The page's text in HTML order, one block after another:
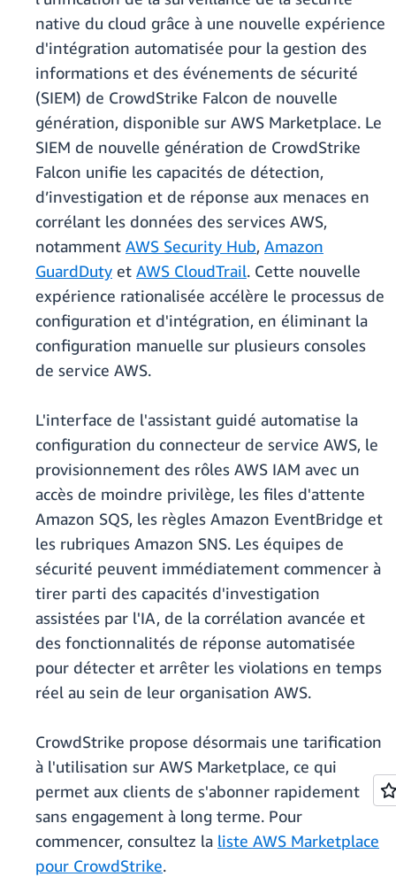
native du cloud grâce à une nouvelle expérience
d'intégration automatisée pour la gestion des
informations et des événements de sécurité
(SIEM) de CrowdStrike Falcon de nouvelle
génération, disponible sur AWS Marketplace. Le
SIEM de nouvelle génération de CrowdStrike
Falcon unifie les capacités de détection,
d’investigation et de réponse aux menaces en
corrélant les données des services AWS,
notamment AWS Security Hub, Amazon
GuardDuty et AWS CloudTrail. Cette nouvelle
expérience rationalisée accélère le processus de
configuration et d'intégration, en éliminant la
configuration manuelle sur plusieurs consoles
de service AWS.
L'interface de l'assistant guidé automatise la
configuration du connecteur de service AWS, le
provisionnement des rôles AWS IAM avec un
accès de moindre privilège, les files d'attente
Amazon SQS, les règles Amazon EventBridge et
les rubriques Amazon SNS. Les équipes de
sécurité peuvent immédiatement commencer à
tirer parti des capacités d'investigation
assistées par l'IA, de la corrélation avancée et
des fonctionnalités de réponse automatisée
pour détecter et arrêter les violations en temps
réel au sein de leur organisation AWS.
CrowdStrike propose désormais une tarification
à l'utilisation sur AWS Marketplace, ce qui
permet aux clients de s'abonner rapidement
sans engagement à long terme. Pour
commencer, consultez la liste AWS Marketplace
pour CrowdStrike.